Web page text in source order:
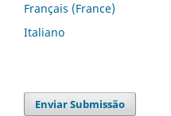
Français (France)
Italiano
Enviar Submissão